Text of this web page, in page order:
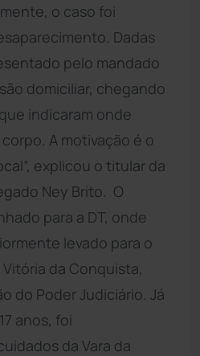
o caso foi
Dadas
pelo mandado
domiciliar, chegando
indicaram onde
A motivação é o
explicou o titular da
Ney Brito. O
para a DT, onde
levado para o
da Conquista,
do Poder Judiciário. Já
anos, foi
da Vara da